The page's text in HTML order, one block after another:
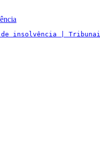
de insolvência |